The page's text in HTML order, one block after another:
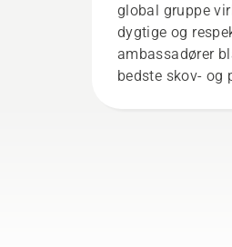
global gruppe
dygtige og
ambassadører
bedste skov- og